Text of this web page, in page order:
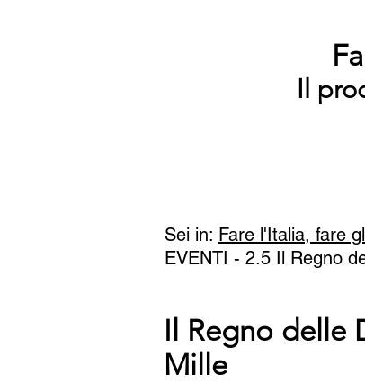
Il
Sei in: Fare l'Italia, fare
EVENTI - 2.5 Il Regno
Il Regno delle
Mille